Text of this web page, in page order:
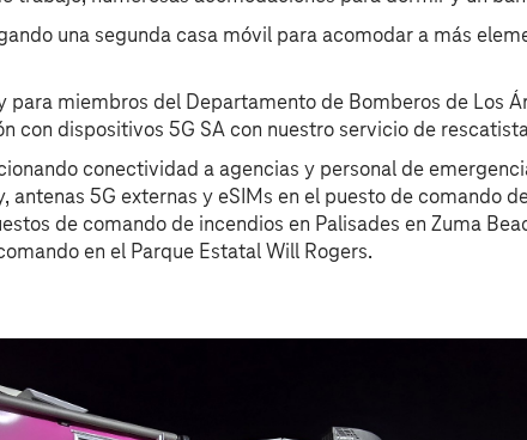
una segunda casa móvil para acomodar a más
para miembros del Departamento de Bomberos de Los
con dispositivos 5G SA con nuestro servicio de
conectividad a agencias y personal de
antenas 5G externas y eSIMs en el puesto de comando
de comando de incendios en Palisades en Zuma
en el Parque Estatal Will Rogers.